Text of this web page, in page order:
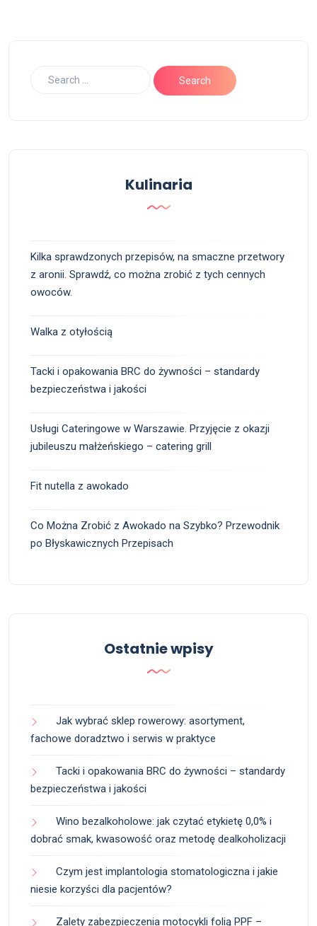
Kulinaria
Kilka sprawdzonych przepisów, na smaczne przetwory
z aronii. Sprawdź, co można zrobić z tych cennych
owoców.
Walka z otyłością
Tacki i opakowania BRC do żywności – standardy
bezpieczeństwa i jakości
Usługi Cateringowe w Warszawie. Przyjęcie z okazji
jubileuszu małżeńskiego – catering grill
Fit nutella z awokado
Co Można Zrobić z Awokado na Szybko? Przewodnik
po Błyskawicznych Przepisach
Ostatnie wpisy
Jak wybrać sklep rowerowy: asortyment,
fachowe doradztwo i serwis w praktyce
Tacki i opakowania BRC do żywności – standardy
bezpieczeństwa i jakości
Wino bezalkoholowe: jak czytać etykietę 0,0% i
dobrać smak, kwasowość oraz metodę dealkoholizacji
Czym jest implantologia stomatologiczna i jakie
niesie korzyści dla pacjentów?
Zalety zabezpieczenia motocykli folią PPF –